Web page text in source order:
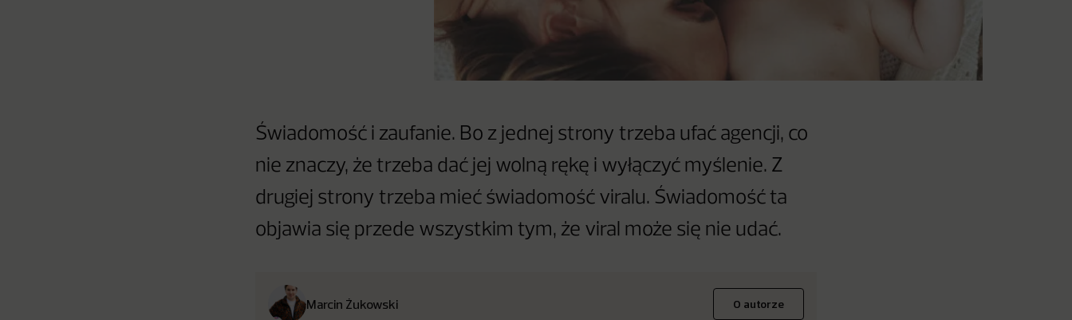
Świadomość i zaufanie. Bo z jednej strony trzeba ufać agencji, co
nie znaczy, że trzeba dać jej wolną rękę i wyłączyć myślenie. Z
drugiej strony trzeba mieć świadomość viralu. Świadomość ta
objawia się przede wszystkim tym, że viral może się nie udać.
Marcin Żukowski O autorze